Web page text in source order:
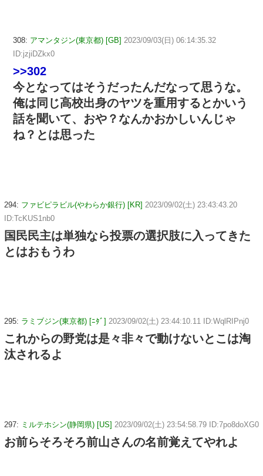
308: アマンタジン(東京都) [GB] 2023/09/03(日) 06:14:35.32
ID:jzjiDZkx0
>>302
今となってはそうだったんだなって思うな。
俺は同じ高校出身のヤツを重用するとかいう
話を聞いて、おや？なんかおかしいんじゃ
ね？とは思った
294: ファビピラビル(やわらか銀行) [KR] 2023/09/02(土) 23:43:43.20
ID:TcKUS1nb0
国民民主は単独なら投票の選択肢に入ってきた
とはおもうわ
295: ラミブジン(東京都) [ﾆﾀﾞ] 2023/09/02(土) 23:44:10.11 ID:WqlRIPnj0
これからの野党は是々非々で動けないとこは淘
汰されるよ
297: ミルテホシン(静岡県) [US] 2023/09/02(土) 23:54:58.79 ID:7po8doXG0
お前らそろそろ前山さんの名前覚えてやれよ